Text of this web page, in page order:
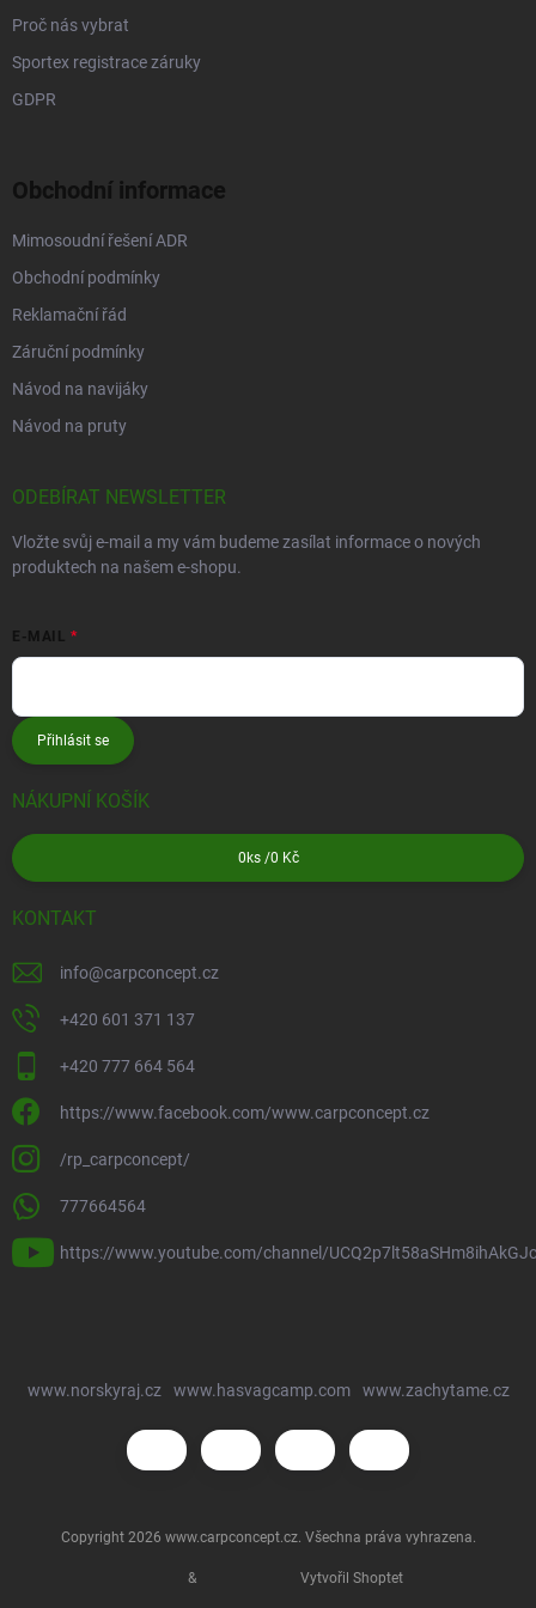
Proč nás vybrat
Sportex registrace záruky
GDPR
Obchodní informace
Mimosoudní řešení ADR
Obchodní podmínky
Reklamační řád
Záruční podmínky
Návod na navijáky
Návod na pruty
ODEBÍRAT NEWSLETTER
Vložte svůj e-mail a my vám budeme zasílat informace o nových
produktech na našem e-shopu.
E-MAIL
Přihlásit se
NÁKUPNÍ KOŠÍK
0ks /0 Kč
KONTAKT
info@carpconcept.cz
+420 601 371 137
+420 777 664 564
https://www.facebook.com/www.carpconcept.cz
/rp_carpconcept/
777664564
https://www.youtube.com/channel/
www.norskyraj.cz www.hasvagcamp.com www.zachytame.cz
& Vytvořil Shoptet
Copyright 2026 www.carpconcept.cz. Všechna práva vyhrazena.